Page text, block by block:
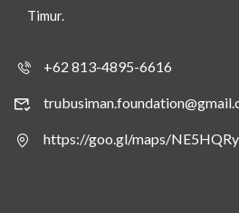
Timur.
+62 813-4895-6616
https://goo.gl/maps/